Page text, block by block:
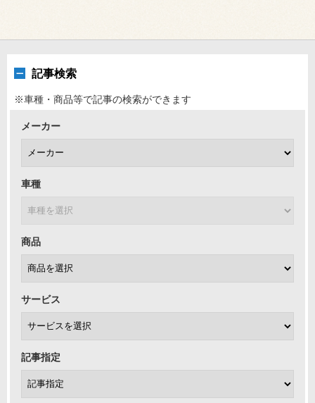
記事検索
※車種・商品等で記事の検索ができます
メーカー
車種
商品
サービス
記事指定